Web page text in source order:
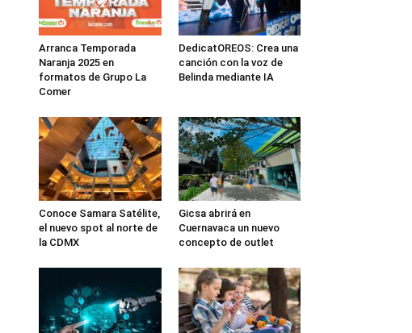
Arranca Temporada
Naranja 2025 en
formatos de Grupo La
Comer
DedicatOREOS: Crea una
canción con la voz de
Belinda mediante IA
Conoce Samara Satélite,
el nuevo spot al norte de
la CDMX
Gicsa abrirá en
Cuernavaca un nuevo
concepto de outlet